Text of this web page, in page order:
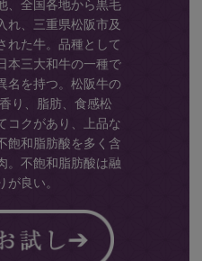
、全国各地から黒毛
れ、三重県松阪市及
れた牛。品種として
本三大和牛の一種で
名を持つ。松阪牛の
り、脂肪、食感松
コクがあり、上品な
飽和脂肪酸を多く含
。不飽和脂肪酸は融
が良い。